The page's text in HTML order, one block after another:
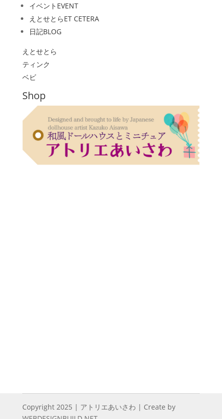
イベント EVENT
えとせとらET CETERA
日記BLOG
えとせとら
ティンク
ベビ
Shop
Copyright 2025 | アトリエあいさわ | Create by